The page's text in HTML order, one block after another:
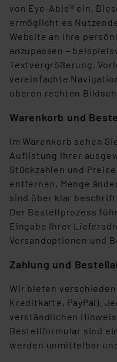
von Eye-Able® ein.
ermöglicht es
Website an ihre
anzupassen –
Textvergrößerung,
vereinfachte
oberen rechten
Warenkorb und
Im Warenkorb sehen
Auflistung Ihrer
Stückzahlen und
entfernen, Menge
sind über klar
Der Bestellprozess
Eingabe Ihrer
Versandoptionen und
Zahlung und
Wir bieten
Kreditkarte, PayPal).
verständlichen
Bestellformular sind
werden unmittelbar